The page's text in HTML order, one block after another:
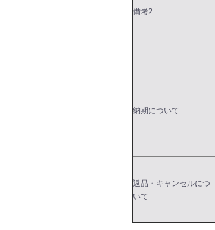
備考2
納期について
返品・キャンセルにつ
いて